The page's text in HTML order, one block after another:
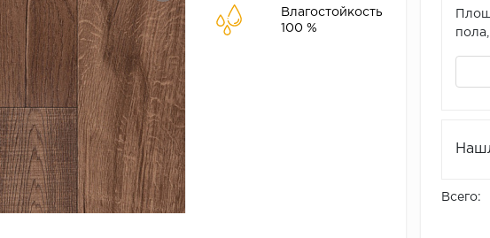
Влагостойкость
100 %
Всего: